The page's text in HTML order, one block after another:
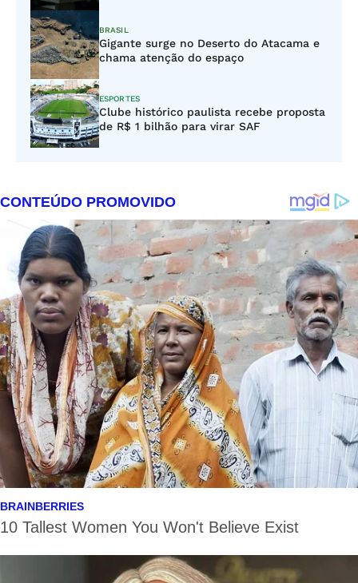
BRASIL
Gigante surge no Deserto do Atacama e
chama atenção do espaço
ESPORTES
Clube histórico paulista recebe proposta
de R$ 1 bilhão para virar SAF